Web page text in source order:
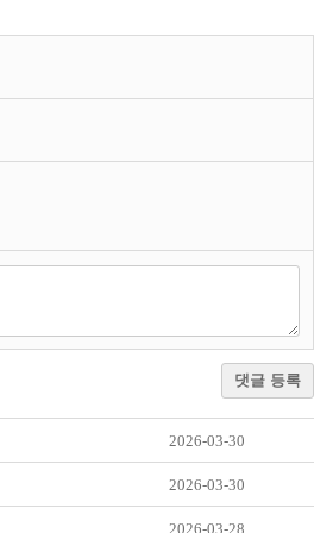
댓글 등록
2026-03-30
2026-03-30
2026-03-28